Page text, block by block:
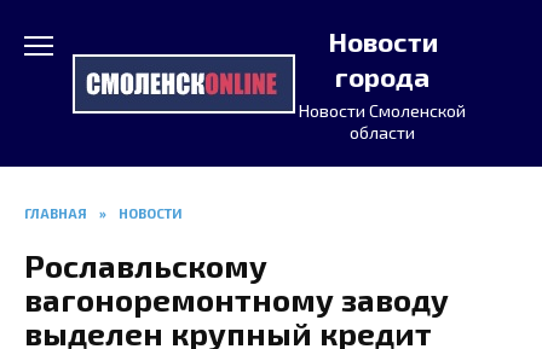
содержанию
Новости
города
Новости Смоленской
области
ГЛАВНАЯ » НОВОСТИ
Рославльскому
вагоноремонтному заводу
выделен крупный кредит